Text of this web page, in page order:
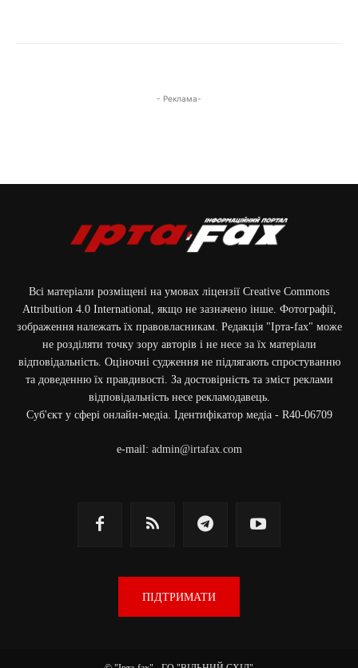
- Реклама-
Всі матеріали розміщені на умовах ліцензії Creative Commons
Attribution 4.0 International, якщо не зазначено інше. Фотографії,
зображення належать їх правовласникам. Редакція "Ірта-fax" може
не розділяти точку зору авторів і не несе за їх матеріали
відповідальність. Оціночні судження не підлягають спростуванню
та доведенню їх правдивості. За достовірність та зміст реклами
відповідальність несе рекламодавець.
Cуб'єкт у сфері онлайн-медіа. Ідентифікатор медіа - R40-06709
e-mail: admin@irtafax.com
ПІДТРИМАТИ